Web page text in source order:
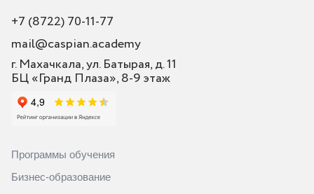
+7 (8722) 70-11-77
mail@caspian.academy
г. Махачкала, ул. Батырая, д. 11
БЦ «Гранд Плаза», 8-9 этаж
Программы обучения
Бизнес-образование